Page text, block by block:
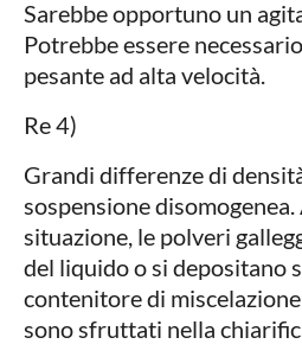
Sarebbe opportuno un
Potrebbe essere
pesante ad alta velocità.
Re 4)
Grandi differenze di
sospensione disomogenea.
situazione, le polveri
del liquido o si depositano
contenitore di
sono sfruttati nella